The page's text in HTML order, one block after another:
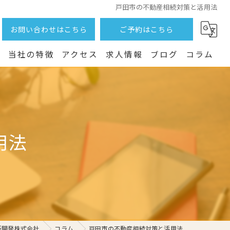
戸田市の不動産相続対策と活用法
お問い合わせはこちら ご予約はこちら
当社の特徴
土地
戸建て
相続
アクセス 求人情報 ブログ コラム
法